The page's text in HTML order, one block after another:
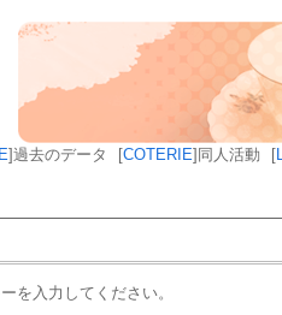
]過去のデータ [COTERIE] 同人活動 [
を入力してください。